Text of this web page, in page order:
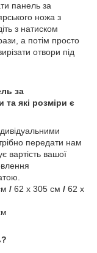
панель за
ножа з
з натиском
а потім просто
отвори під
за
та які розміри є
передати нам
вартість вашої
/62 х 305 см /62 х